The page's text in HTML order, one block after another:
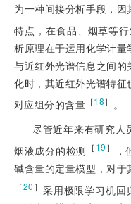
为一种间接分析手段，
特点，在食品、烟草等
析原理在于运用化学计
与近红外光谱信息之间
化时，其近红外光谱特
对应组分的含量［18］ 。
尽管近年来有研究人
烟液成分的检测 ［ 19 ］
碱含量的定量模型，对
［20 ］ 采用极限学习机回